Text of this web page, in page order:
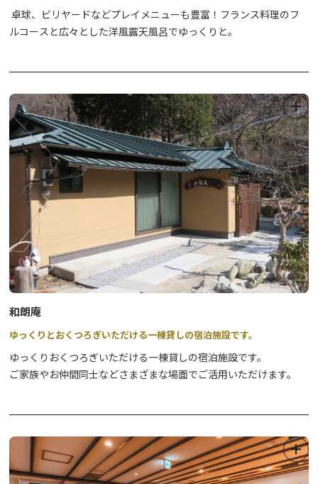
卓球、ビリヤードなどプレイメニューも豊富！フランス料理のフ
ルコースと広々とした洋風露天風呂でゆっくりと。
和朗庵
ゆっくりとおくつろぎいただける一棟貸しの宿泊施設です。
ゆっくりおくつろぎいただける一棟貸しの宿泊施設です。
ご家族やお仲間同士などさまざまな場面でご活用いただけます。